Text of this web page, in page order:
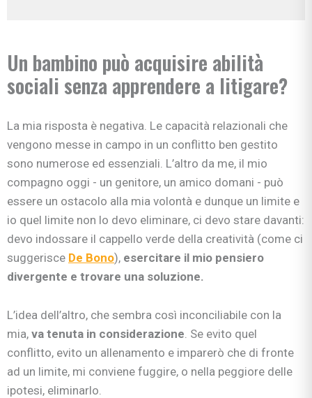
Un bambino può acquisire abilità
sociali senza apprendere a litigare?
La mia risposta è negativa. Le capacità relazionali che
vengono messe in campo in un conflitto ben gestito
sono numerose ed essenziali. L’altro da me, il mio
compagno oggi - un genitore, un amico domani - può
essere un ostacolo alla mia volontà e dunque un limite e
io quel limite non lo devo eliminare, ci devo stare davanti:
devo indossare il cappello verde della creatività (come ci
suggerisce De Bono), esercitare il mio pensiero
divergente e trovare una soluzione.
L’idea dell’altro, che sembra così inconciliabile con la
mia, va tenuta in considerazione . Se evito quel
conflitto, evito un allenamento e imparerò che di fronte
ad un limite, mi conviene fuggire, o nella peggiore delle
ipotesi, eliminarlo.